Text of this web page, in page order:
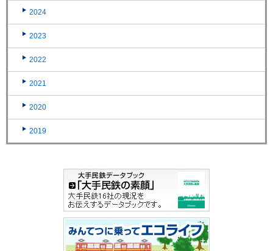
2024
2023
2022
2021
2020
2019